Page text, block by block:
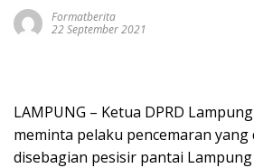
Formatberita
22 September 2021
LAMPUNG – Ketua DPRD
meminta pelaku pencemaran
disebagian pesisir pantai